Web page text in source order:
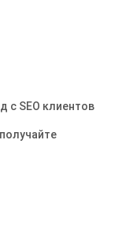
с SEO клиентов